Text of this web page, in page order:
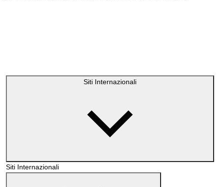
Siti Internazionali
Siti Internazionali